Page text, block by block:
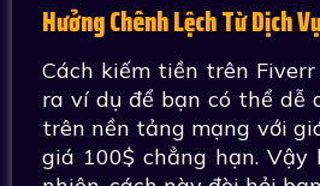
Hưởng Chênh Lệch Từ Dịch
Cách kiếm tiền trên
ra ví dụ để bạn có thể dễ
trên nền tảng mạng với
giá 100$ chẳng hạn.